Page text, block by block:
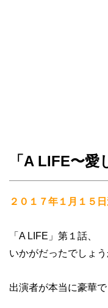
「A LIFE〜愛
２０１７年１月１５
「A LIFE」第１話、
いかがだったでしょう
出演者が本当に豪華で